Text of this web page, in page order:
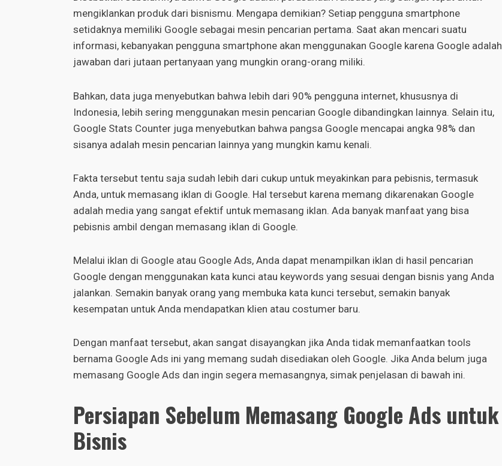
mengiklankan produk dari bisnismu. Mengapa demikian? Setiap pengguna smartphone
setidaknya memiliki Google sebagai mesin pencarian pertama. Saat akan mencari suatu
informasi, kebanyakan pengguna smartphone akan menggunakan Google karena Google adalah
jawaban dari jutaan pertanyaan yang mungkin orang-orang miliki.
Bahkan, data juga menyebutkan bahwa lebih dari 90% pengguna internet, khususnya di
Indonesia, lebih sering menggunakan mesin pencarian Google dibandingkan lainnya. Selain itu,
Google Stats Counter juga menyebutkan bahwa pangsa Google mencapai angka 98% dan
sisanya adalah mesin pencarian lainnya yang mungkin kamu kenali.
Fakta tersebut tentu saja sudah lebih dari cukup untuk meyakinkan para pebisnis, termasuk
Anda, untuk memasang iklan di Google. Hal tersebut karena memang dikarenakan Google
adalah media yang sangat efektif untuk memasang iklan. Ada banyak manfaat yang bisa
pebisnis ambil dengan memasang iklan di Google.
Melalui iklan di Google atau Google Ads, Anda dapat menampilkan iklan di hasil pencarian
Google dengan menggunakan kata kunci atau keywords yang sesuai dengan bisnis yang Anda
jalankan. Semakin banyak orang yang membuka kata kunci tersebut, semakin banyak
kesempatan untuk Anda mendapatkan klien atau costumer baru.
Dengan manfaat tersebut, akan sangat disayangkan jika Anda tidak memanfaatkan tools
bernama Google Ads ini yang memang sudah disediakan oleh Google. Jika Anda belum juga
memasang Google Ads dan ingin segera memasangnya, simak penjelasan di bawah ini.
Persiapan Sebelum Memasang Google Ads untuk
Bisnis